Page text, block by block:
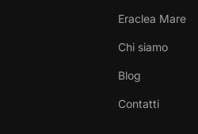
Eraclea Mare
Chi siamo
Blog
Contatti